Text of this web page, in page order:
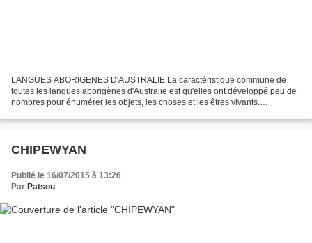
LANGUES ABORIGENES D'AUSTRALIE La caractéristique commune de
toutes les langues aborigènes d'Australie est qu'elles ont développé peu de
nombres pour énumérer les objets, les choses et les êtres vivants.
CHIPEWYAN
Publié le 16/07/2015 à 13:26
Par Patsou